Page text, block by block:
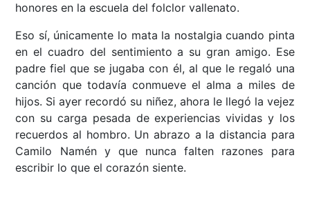
honores en la escuela del folclor vallenato.
Eso sí, únicamente lo mata la nostalgia cuando pinta
en el cuadro del sentimiento a su gran amigo. Ese
padre fiel que se jugaba con él, al que le regaló una
canción que todavía conmueve el alma a miles de
hijos. Si ayer recordó su niñez, ahora le llegó la vejez
con su carga pesada de experiencias vividas y los
recuerdos al hombro. Un abrazo a la distancia para
Camilo Namén y que nunca falten razones para
escribir lo que el corazón siente.